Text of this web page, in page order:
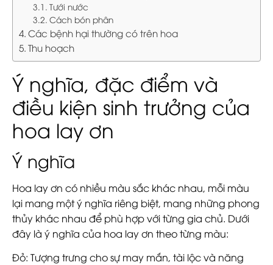
Tưới nước
Cách bón phân
Các bệnh hại thường có trên hoa
Thu hoạch
Ý nghĩa, đặc điểm và
điều kiện sinh trưởng của
hoa lay ơn
Ý nghĩa
Hoa lay ơn có nhiều màu sắc khác nhau, mỗi màu
lại mang một ý nghĩa riêng biệt, mang những phong
thủy khác nhau để phù hợp với từng gia chủ. Dưới
đây là ý nghĩa của hoa lay ơn theo từng màu:
Đỏ: Tượng trưng cho sự may mắn, tài lộc và năng